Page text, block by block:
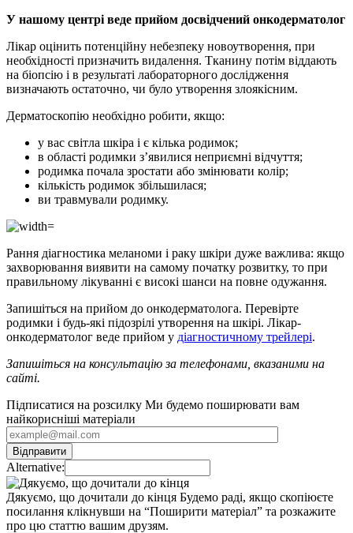
У нашому центрі веде прийом досвідчений онкодерматолог
Лікар оцінить потенційну небезпеку новоутворення, при
необхідності призначить видалення. Тканину потім віддають
на біопсію і в результаті лабораторного дослідження
визначають остаточно, чи було утворення злоякісним.
Дерматоскопію необхідно робити, якщо:
у вас світла шкіра і є кілька родимок;
в області родимки з’явилися неприємні відчуття;
родимка почала зростати або змінювати колір;
кількість родимок збільшилася;
ви травмували родимку.
Рання діагностика меланоми і раку шкіри дуже важлива: якщо
захворювання виявити на самому початку розвитку, то при
правильному лікуванні є високі шанси на повне одужання.
Запишіться на прийом до онкодерматолога. Перевірте
родимки і будь-які підозрілі утворення на шкірі. Лікар-
онкодерматолог веде прийом у діагностичному трейлері.
Запишіться на консультацію за телефонами, вказаними на
сайті.
Підписатися на розсилку Ми будемо поширювати вам
найкорисніші матеріали
Alternative:
Дякуємо, що дочитали до кінця Будемо раді, якщо скопіюєте
посилання клікнувши на “Поширити матеріал” та розкажите
про цю статтю вашим друзям.